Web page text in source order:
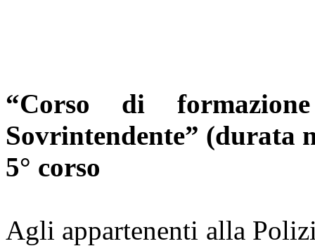
“Corso di
Sovrintendente” (durata
5° corso
Agli appartenenti alla